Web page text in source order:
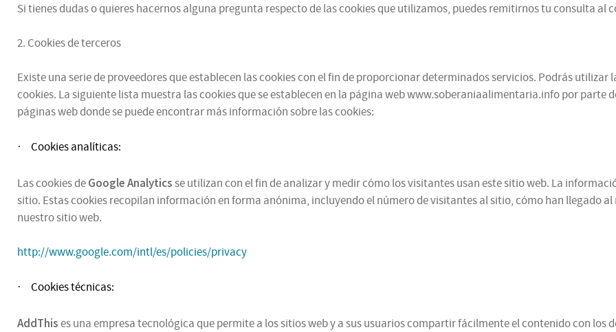
Si tienes dudas o quieres hacernos alguna pregunta respecto de las cookies que utilizamos, puedes remitirnos tu consulta al
2. Cookies de terceros
Existe una serie de proveedores que establecen las cookies con el fin de proporcionar determinados servicios. Podrás
cookies. La siguiente lista muestra las cookies que se establecen en la página web www.soberaniaalimentaria.info por parte
páginas web donde se puede encontrar más información sobre las cookies:
· Cookies analíticas:
Las cookies deGoogle Analyticsse utilizan con el fin de analizar y medir cómo los visitantes usan este sitio web. La
sitio. Estas cookies recopilan información en forma anónima, incluyendo el número de visitantes al sitio, cómo han llegado
nuestro sitio web.
http://www.google.com/intl/es/policies/privacy
· Cookies técnicas:
AddThises una empresa tecnológica que permite a los sitios web y a sus usuarios compartir fácilmente el contenido con los